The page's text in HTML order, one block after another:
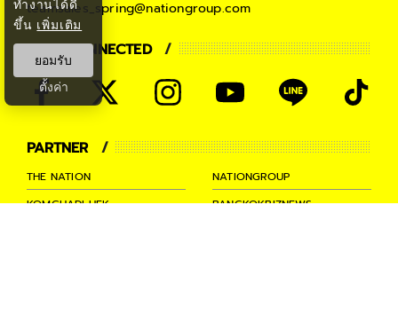
teamsales_spring@nationgroup.com
STAY CONNECTED
PARTNER
THE NATION
NATIONGROUP
KOMCHADLUEK
BANGKOKBIZNEWS
ทำงานได้ดี
ขึ้น เพิ่มเติม
ยอมรับ
ตั้งค่า